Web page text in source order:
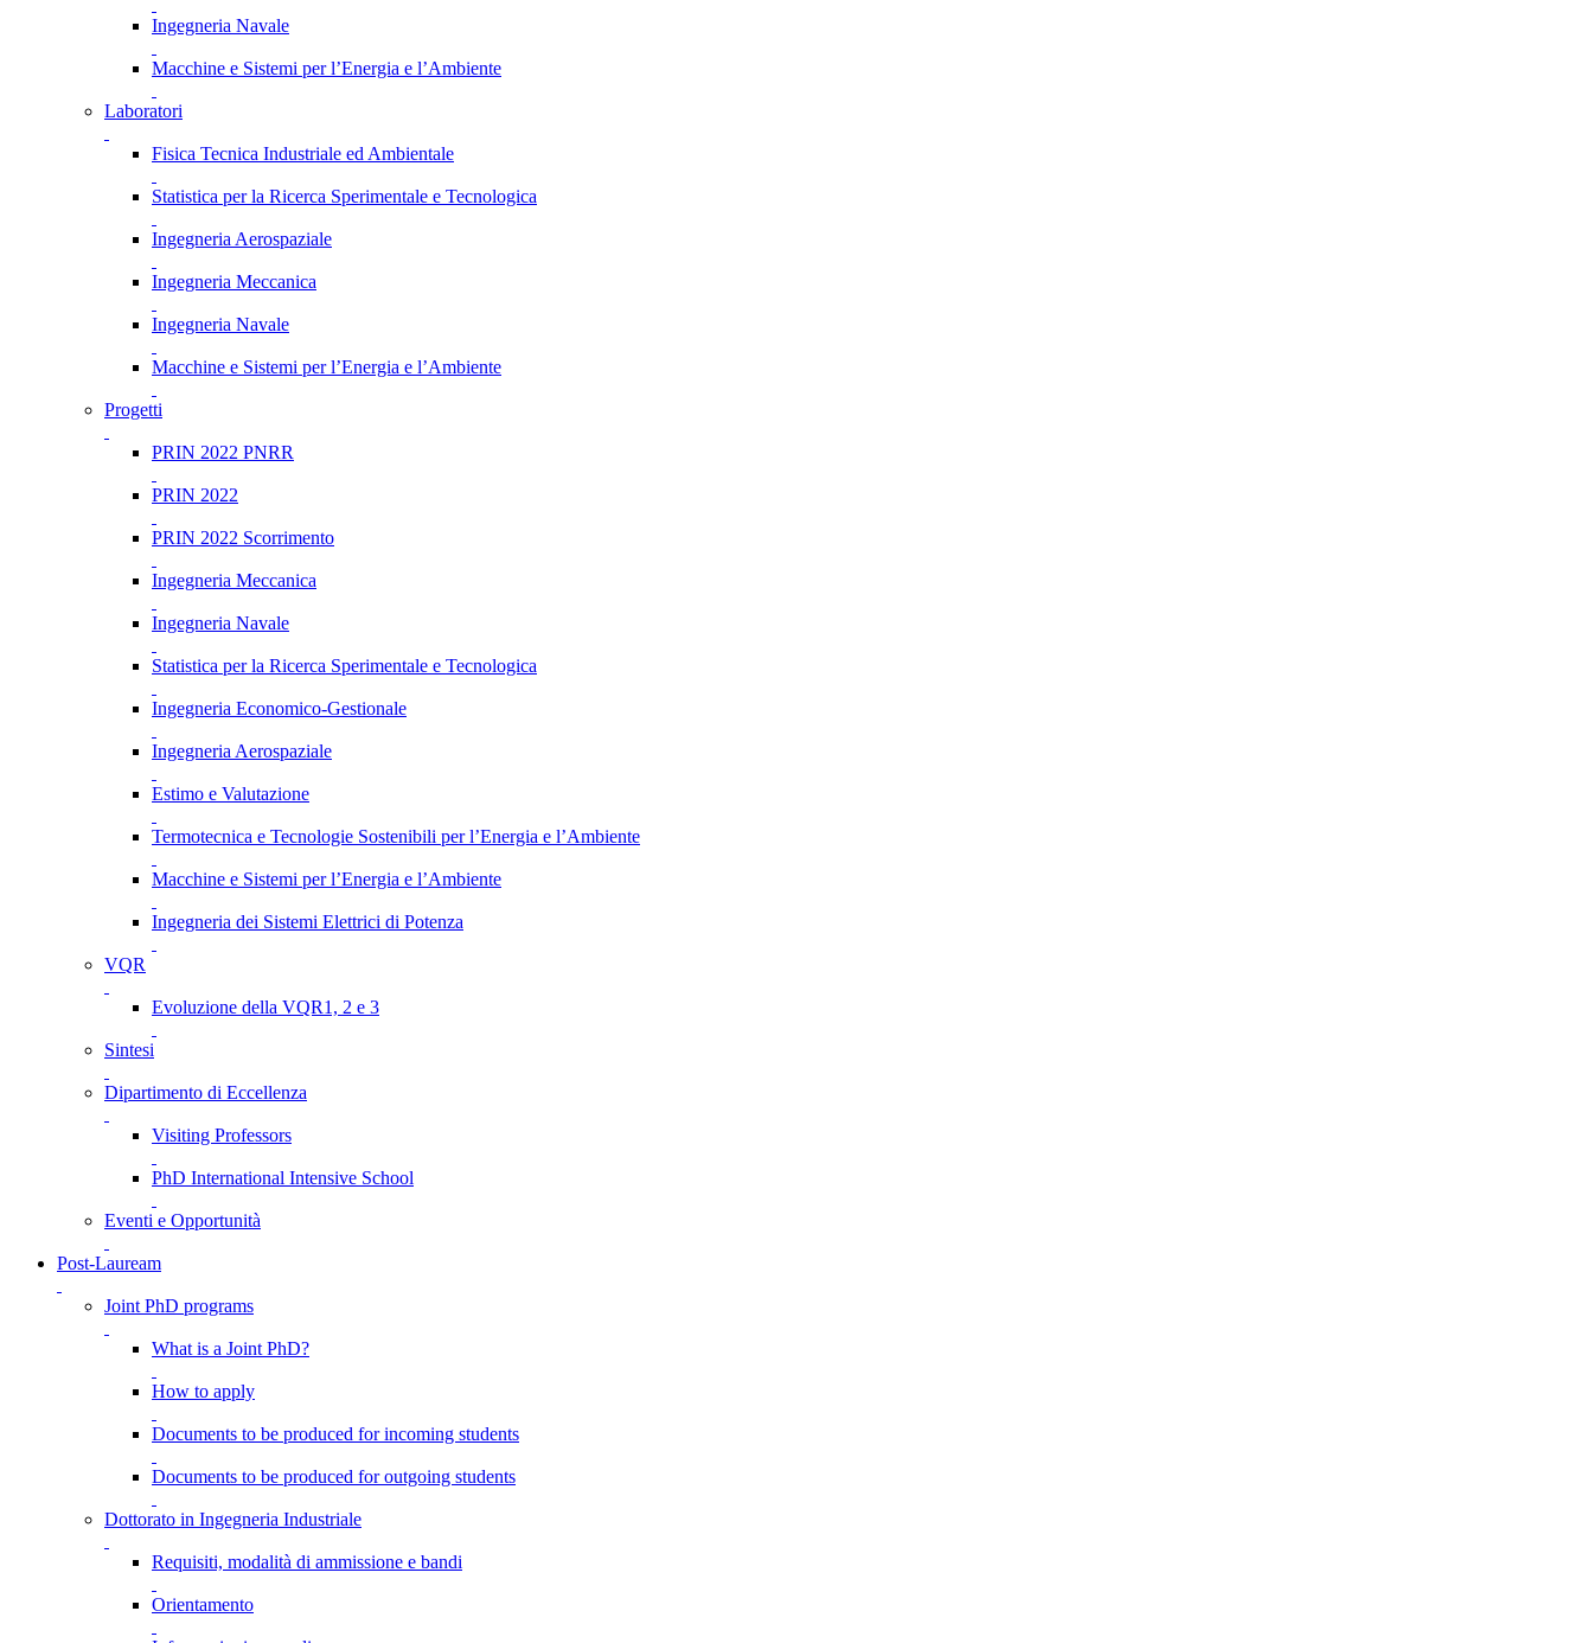
Ingegneria Navale
Macchine e Sistemi per l’Energia e l’Ambiente
Laboratori
Fisica Tecnica Industriale ed Ambientale
Statistica per la Ricerca Sperimentale e Tecnologica
Ingegneria Aerospaziale
Ingegneria Meccanica
Ingegneria Navale
Macchine e Sistemi per l’Energia e l’Ambiente
Progetti
PRIN 2022 PNRR
PRIN 2022
PRIN 2022 Scorrimento
Ingegneria Meccanica
Ingegneria Navale
Statistica per la Ricerca Sperimentale e Tecnologica
Ingegneria Economico-Gestionale
Ingegneria Aerospaziale
Estimo e Valutazione
Termotecnica e Tecnologie Sostenibili per l’Energia e l’Ambiente
Macchine e Sistemi per l’Energia e l’Ambiente
Ingegneria dei Sistemi Elettrici di Potenza
VQR
Evoluzione della VQR1, 2 e 3
Sintesi
Dipartimento di Eccellenza
Visiting Professors
PhD International Intensive School
Eventi e Opportunità
Post-Lauream
Joint PhD programs
What is a Joint PhD?
How to apply
Documents to be produced for incoming students
Documents to be produced for outgoing students
Dottorato in Ingegneria Industriale
Requisiti, modalità di ammissione e bandi
Orientamento